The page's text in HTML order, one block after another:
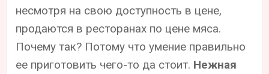
несмотря на свою доступность в цене,
продаются в ресторанах по цене мяса.
Почему так? Потому что умение правильно
ее приготовить чего-то да стоит. Нежная